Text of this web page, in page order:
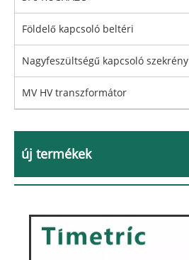
Földelő kapcsoló beltéri
Nagyfeszültségű kapcsoló szekrény
MV HV transzformátor
új termékek